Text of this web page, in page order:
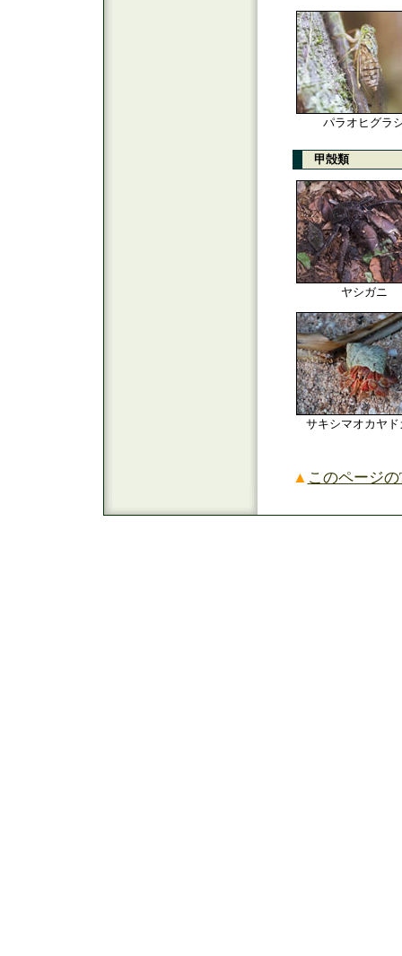
パラオヒグラ
甲殻類
ヤシガニ
サキシマオカヤド
▲ このページの